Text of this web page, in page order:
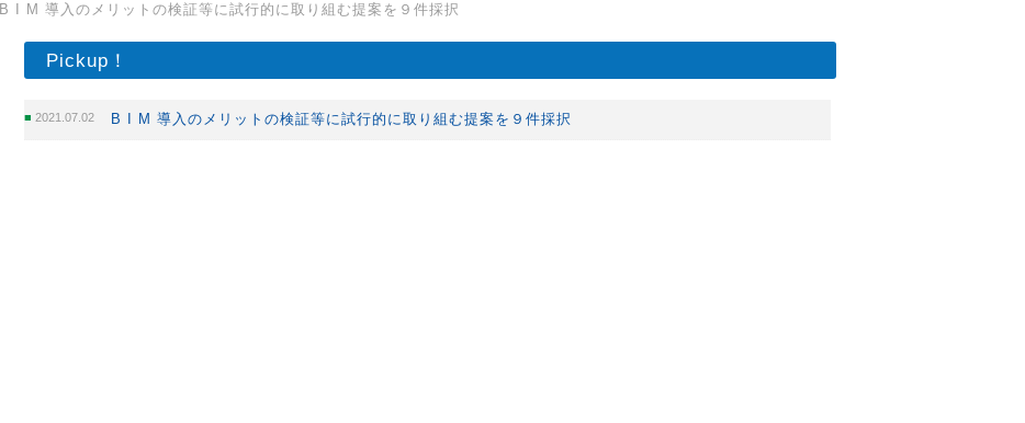
B I M 導入のメリットの検証等に試行的に取り組む提案を９件採択
Pickup！
2021.07.02 B I M 導入のメリットの検証等に試行的に取り組む提案を９件採択